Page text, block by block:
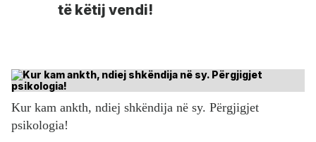
të këtij vendi!
Kur kam ankth, ndiej shkëndija në sy. Përgjigjet
psikologia!